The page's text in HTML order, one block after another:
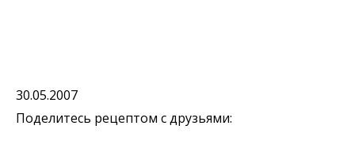
30.05.2007
Поделитесь рецептом с друзьями: